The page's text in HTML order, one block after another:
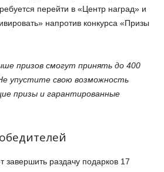
перейти в «Центр наград» и
напротив конкурса «Призы
призов смогут принять до 400
упустите свою возможность
призы и гарантированные
завершить раздачу подарков 17